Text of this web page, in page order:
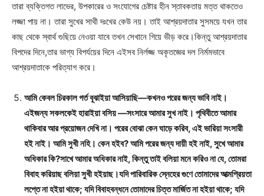
তারা ব্যক্তিগত লাভের, উপকারের ও সংযোগের চেষ্টার হীন স্তাবকতায় মত্ত থাকতেও
লজ্জা পায় না। তারা সুখের সাথী দঃখের কেউ নয়। তাই আশ্রয়দাতার সুসময়ে যখন তার
কাছ থেকে স্বার্থ গুছিয়ে নেওয়া যাবে তখন সেখানে গিয়ে ভীড় করে।কিন্তু আশ্রয়দাতার
বিপদের দিনে,তার ভাগ্য বিপর্যয়ের দিনে এইসব নির্লজ্জ অকৃতজ্ঞের দল নির্মমভাবে
আশ্রয়দাতাকে পরিত্যাগ করে।
আমি কেবল চিরকাল গর্ত বূঝাইয়া আসিয়াছি—কখনও পরের জন্য ভাবি নাই।
এইজন্য সকলকেই হারাইয়া বসিয় —সংসারে আমার সুখ নাই। পৃথিবীতে আমার
থাকিবার আর প্রয়োজন দেখি না। পরের বোঝা কেন ঘাড়ে করিব, এই ভারিয়া সংসারী
হই নাই। আমি সুখী নহি। কেন হইব? আমি পরের জন্য দায়ী হই নাই, সুখে আমার
অধিকার কি?সাখে আমার অধিকার নাই, কিন্তু তাই বলিয়া মনে করিও না যে, তোমরা
বিবাহ করিয়াছ বলিয়া সুখী হইয়াছ।যদি পারিবারিক স্নেহের গুণে তোমাদের আত্মপ্রিয়তা
লপ্তে না হইয়া থাকে; যদি বিবাহবন্ধনে তোমাদের চিত্ত মার্জিত না হইয়া থাকে; যদি